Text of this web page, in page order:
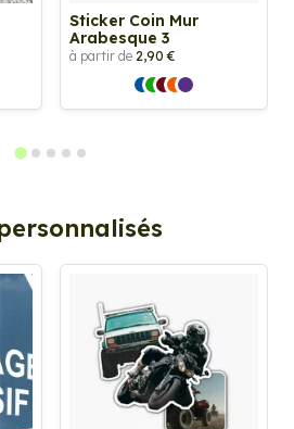
Sticker Coin Mur
Arabesque 3
à partir de 2,90 €